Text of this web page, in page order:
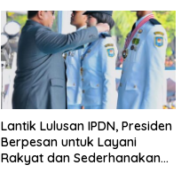
Lantik Lulusan IPDN, Presiden
Berpesan untuk Layani
Rakyat dan Sederhanakan